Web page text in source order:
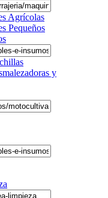
Agrícolas
Pequeños
y